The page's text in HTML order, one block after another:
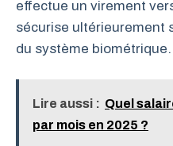
effectue un virement
sécurise ultérieurement
du système biométrique.
Lire aussi : Quel
par mois en 2025 ?